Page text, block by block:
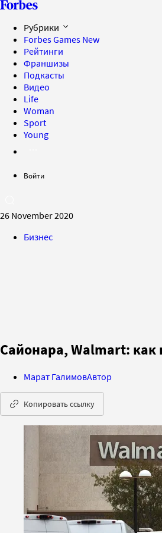
Рубрики
Forbes Games New
Рейтинги
Франшизы
Подкасты
Видео
Life
Woman
Sport
Young
Войти
26 November 2020
Бизнес
Сайонара, Walmart:
Марат ГалимовАвтор
Копировать ссылку